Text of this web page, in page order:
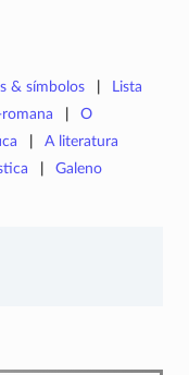
& símbolos
Lista
O
A literatura
Galeno